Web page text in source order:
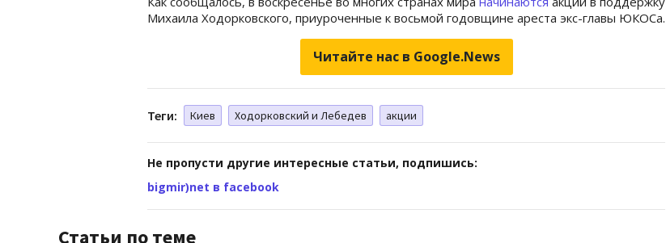
Михаила Ходорковского, приуроченные к восьмой годовщине ареста экс-главы ЮКОСа.
Читайте нас в Google.News
Теги: Киев Ходорковский и Лебедев акции
Не пропусти другие интересные статьи, подпишись:
bigmir)net в facebook
Статьи по теме